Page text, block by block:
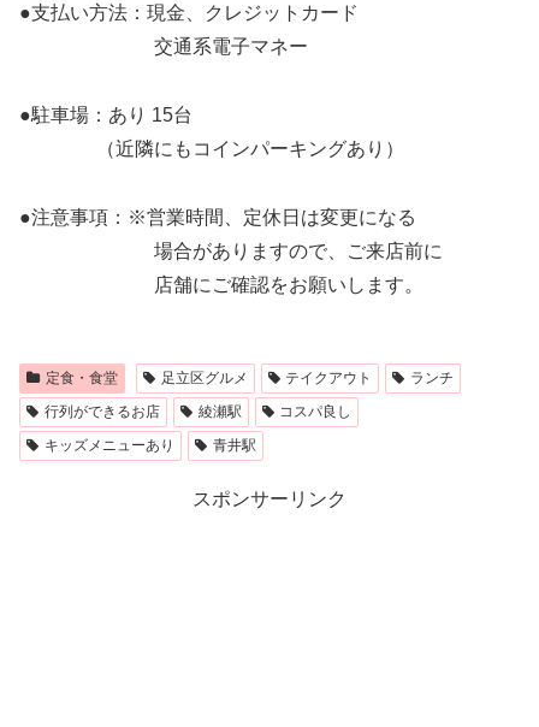
●支払い方法：現金、クレジットカード
交通系電子マネー
●駐車場：あり 15台
（近隣にもコインパーキングあり）
●注意事項：※営業時間、定休日は変更になる
場合がありますので、ご来店前に
店舗にご確認をお願いします。
定食・食堂 足立区グルメ テイクアウト
ランチ
行列ができるお店
綾瀬駅
コスパ良し
キッズメニューあり
青井駅
スポンサーリンク